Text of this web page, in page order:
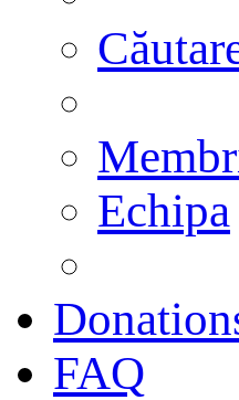
Echipa
FAQ